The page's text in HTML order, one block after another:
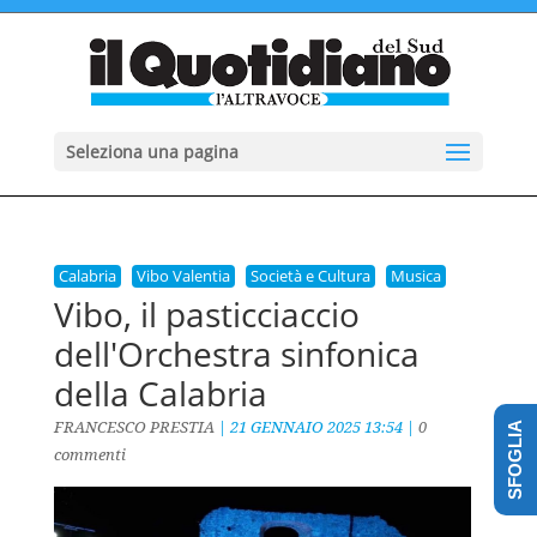
Seleziona una pagina
Calabria Vibo Valentia Società e Cultura Musica
Vibo, il pasticciaccio
dell'Orchestra sinfonica
della Calabria
FRANCESCO PRESTIA| 21 GENNAIO 2025 13:54| 0
commenti
SFOGLIA